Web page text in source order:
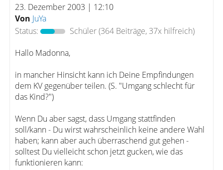
23. Dezember 2003 | 12:10
Von JuYa
Status:
Schüler(364 Beiträge, 37x hilfreich)
Hallo Madonna,
in mancher Hinsicht kann ich Deine Empfindungen
dem KV gegenüber teilen. (S. "Umgang schlecht für
das Kind?")
Wenn Du aber sagst, dass Umgang stattfinden
soll/kann - Du wirst wahrscheinlich keine andere Wahl
haben; kann aber auch überraschend gut gehen -
solltest Du vielleicht schon jetzt gucken, wie das
funktionieren kann: